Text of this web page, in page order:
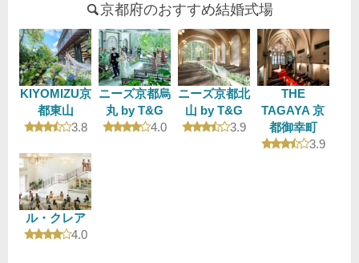
京都府のおすすめ結婚式場
KIYOMIZU京
都東山
口コミ評価
3.8
ニーズ京都烏
丸 by T&G
口コミ評価
4.0
ニーズ京都北
山 by T&G
口コミ評価
3.9
THE
TAGAYA 京
都御幸町
口コミ評
3.9
ル・クレア
口コミ評価
4.0